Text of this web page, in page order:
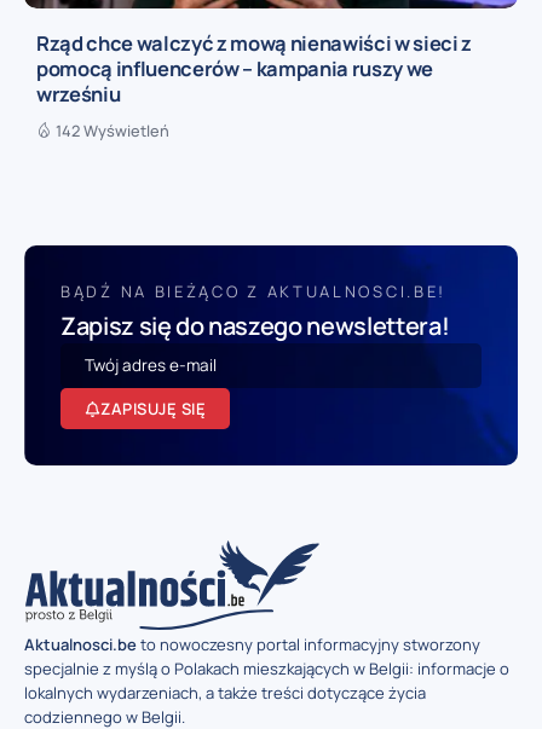
Rząd chce walczyć z mową nienawiści w sieci z
pomocą influencerów – kampania ruszy we
wrześniu
142 Wyświetleń
BĄDŹ NA BIEŻĄCO Z AKTUALNOSCI.BE!
Zapisz się do naszego newslettera!
ZAPISUJĘ SIĘ
Aktualnosci.beto nowoczesny portal informacyjny stworzony
specjalnie z myślą o Polakach mieszkających w Belgii: informacje o
lokalnych wydarzeniach, a także treści dotyczące życia
codziennego w Belgii.